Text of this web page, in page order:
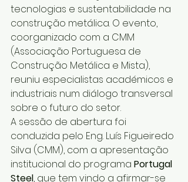
tecnologias e sustentabilidade na
construção metálica. O evento,
coorganizado com a CMM
(Associação Portuguesa de
Construção Metálica e Mista),
reuniu especialistas académicos e
industriais num diálogo transversal
sobre o futuro do setor.
A sessão de abertura foi
conduzida pelo Eng. Luís Figueiredo
Silva (CMM), com a apresentação
institucional do programa Portugal
Steel, que tem vindo a afirmar-se